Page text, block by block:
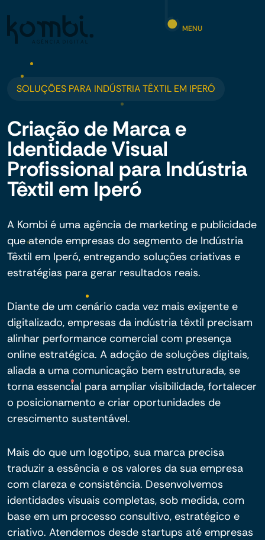
MENU
SOLUÇÕES PARA INDÚSTRIA TÊXTIL EM IPERÓ
Criação de Marca e
Identidade Visual
Profissional para Indústria
Têxtil em Iperó
A Kombi é uma agência de marketing e publicidade
que atende empresas do segmento de Indústria
Têxtil em Iperó, entregando soluções criativas e
estratégias para gerar resultados reais.
Diante de um cenário cada vez mais exigente e
digitalizado, empresas da indústria têxtil precisam
alinhar performance comercial com presença
online estratégica. A adoção de soluções digitais,
aliada a uma comunicação bem estruturada, se
torna essencial para ampliar visibilidade, fortalecer
o posicionamento e criar oportunidades de
crescimento sustentável.
Mais do que um logotipo, sua marca precisa
traduzir a essência e os valores da sua empresa
com clareza e consistência. Desenvolvemos
identidades visuais completas, sob medida, com
base em um processo consultivo, estratégico e
criativo. Atendemos desde startups até empresas